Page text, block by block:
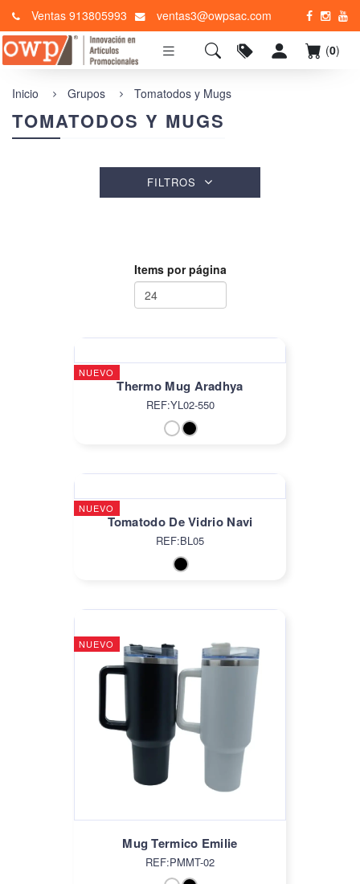
Ventas 913805993 ventas3@owpsac.com
(0)
Inicio Grupos Tomatodos y Mugs
TOMATODOS Y MUGS
FILTROS
Items por página
NUEVO
Thermo Mug Aradhya
REF:YL02-550
NUEVO
Tomatodo De Vidrio Navi
REF:BL05
NUEVO
Mug Termico Emilie
REF:PMMT-02